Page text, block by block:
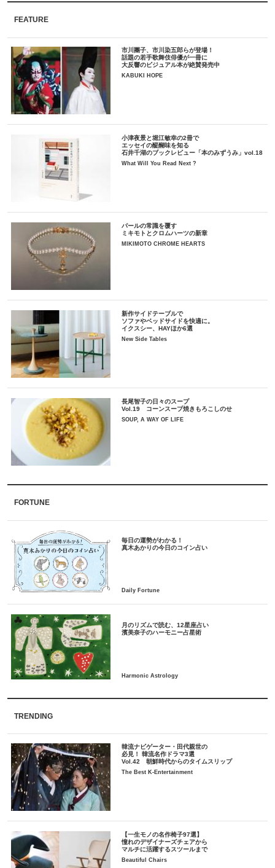
FEATURE
市川團子、市川染五郎らが登場！
話題の若手歌舞伎俳優が一冊に
大反響のビジュアル本が絶賛発売中
KABUKI HOPE
小津夜景と堀江敏幸の2冊で
エッセイの醍醐味を知る
石井千湖のブックレビュー「本のみずうみ」vol.18
What Will You Read Next ?
パールの常識を覆す
ミキモトとクロムハーツの新章
MIKIMOTO CHROME HEARTS
新作サイドテーブルで
ソファやベッドサイドを快適に。
イクスシー、HAYほか6選
New Side Tables
長尾智子の日々のスープ
Vol.19 コーンスープ焼きもろこしのせ
SOUP, A WAY OF LIFE
FORTUNE
毎日の運勢がわかる！
月のリズムで読む、12星座占い
TRENDING
韓流ナビゲーター・田代親世の
必見！ 韓流名作ドラマ3選
Vol.42 朝鮮時代からのタイムスリップ
The Best K-Entertainment
【一生モノの名作椅子97選】
憧れのデザイナーズチェアから
マルチに活躍するスツールまで
Beautiful Chairs